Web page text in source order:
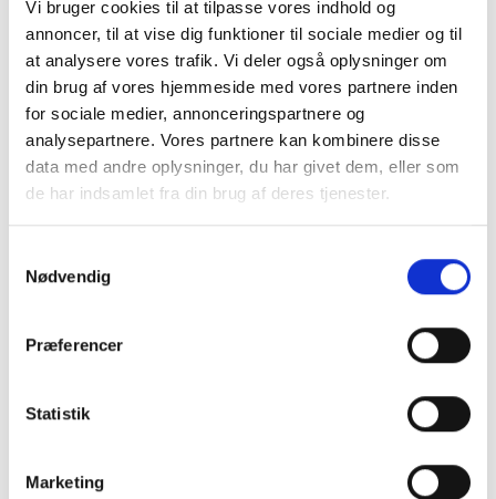
Vi bruger cookies til at tilpasse vores indhold og
annoncer, til at vise dig funktioner til sociale medier og til
at analysere vores trafik. Vi deler også oplysninger om
din brug af vores hjemmeside med vores partnere inden
for sociale medier, annonceringspartnere og
analysepartnere. Vores partnere kan kombinere disse
data med andre oplysninger, du har givet dem, eller som
de har indsamlet fra din brug af deres tjenester.
Nødvendig
Præferencer
Statistik
Marketing
Leasing
Cookie-politik
Persondatapolitik
Om Kjærulff
Torben går på pension
Pedi Royal 5,